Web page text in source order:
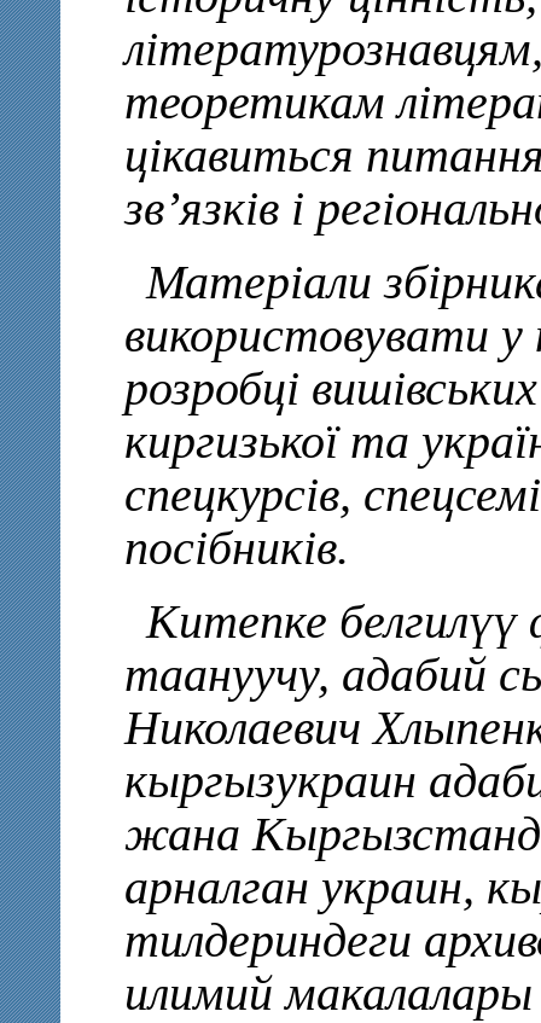
теоретикам
цікавиться
зв’язків і
Матеріали
використовувати у
розробці вишівських
киргизької та
спецкурсів,
посібників.
Китепке белгилүү
таануучу, адабий
Николаевич
кыргызукраин
жана
арналган украин,
тилдериндеги
илимий макалалары